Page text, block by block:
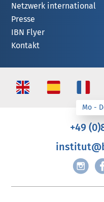
Netzwerk international
Presse
IBN Flyer
Kontakt
+49